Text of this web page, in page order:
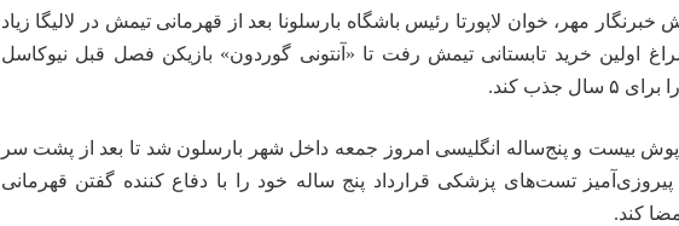
خبرنگار مهر، خوان لاپورتا رئیس باشگاه بارسلونا بعد از قهرمانی تیمش در لالیگا زیاد
اولین خرید تابستانی تیمش رفت تا «آنتونی گوردون» بازیکن فصل قبل نیوکاسل
سال جذب کند.
بیست و پنج‌ساله انگلیسی امروز جمعه داخل شهر بارسلون شد تا بعد از پشت سر
تست‌های پزشکی قرارداد پنج ساله خود را با دفاع کننده گفتن قهرمانی
کند.